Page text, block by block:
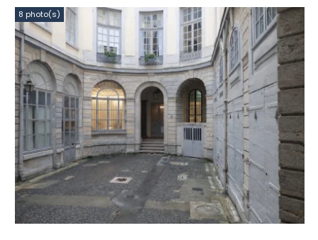
8 photo(s)